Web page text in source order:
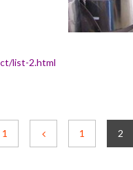
list-2.html
1 1 2